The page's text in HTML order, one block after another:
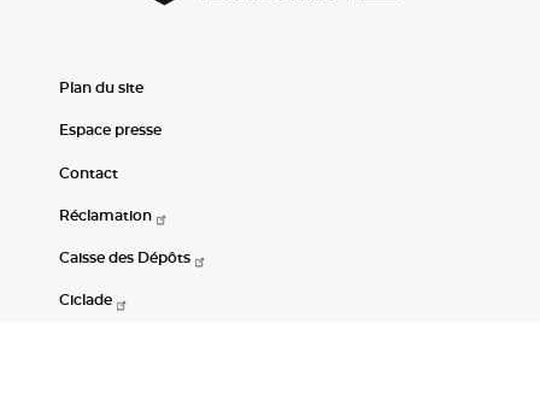
Plan du site
Espace presse
Contact
Réclamation
Caisse des Dépôts
Ciclade